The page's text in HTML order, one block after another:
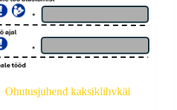
Ohutusjuhend kaksiklihvkäi